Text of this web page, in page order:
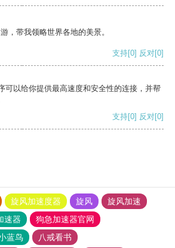
，带我领略世界各地的美景。
支持[0] 反对[0]
可以给你提供最高速度和安全性的连接，并帮
支持[0] 反对[0]
旋风加速度器 旋风
旋风加速
速器
狗急加速器官网
蓝鸟 八戒看书